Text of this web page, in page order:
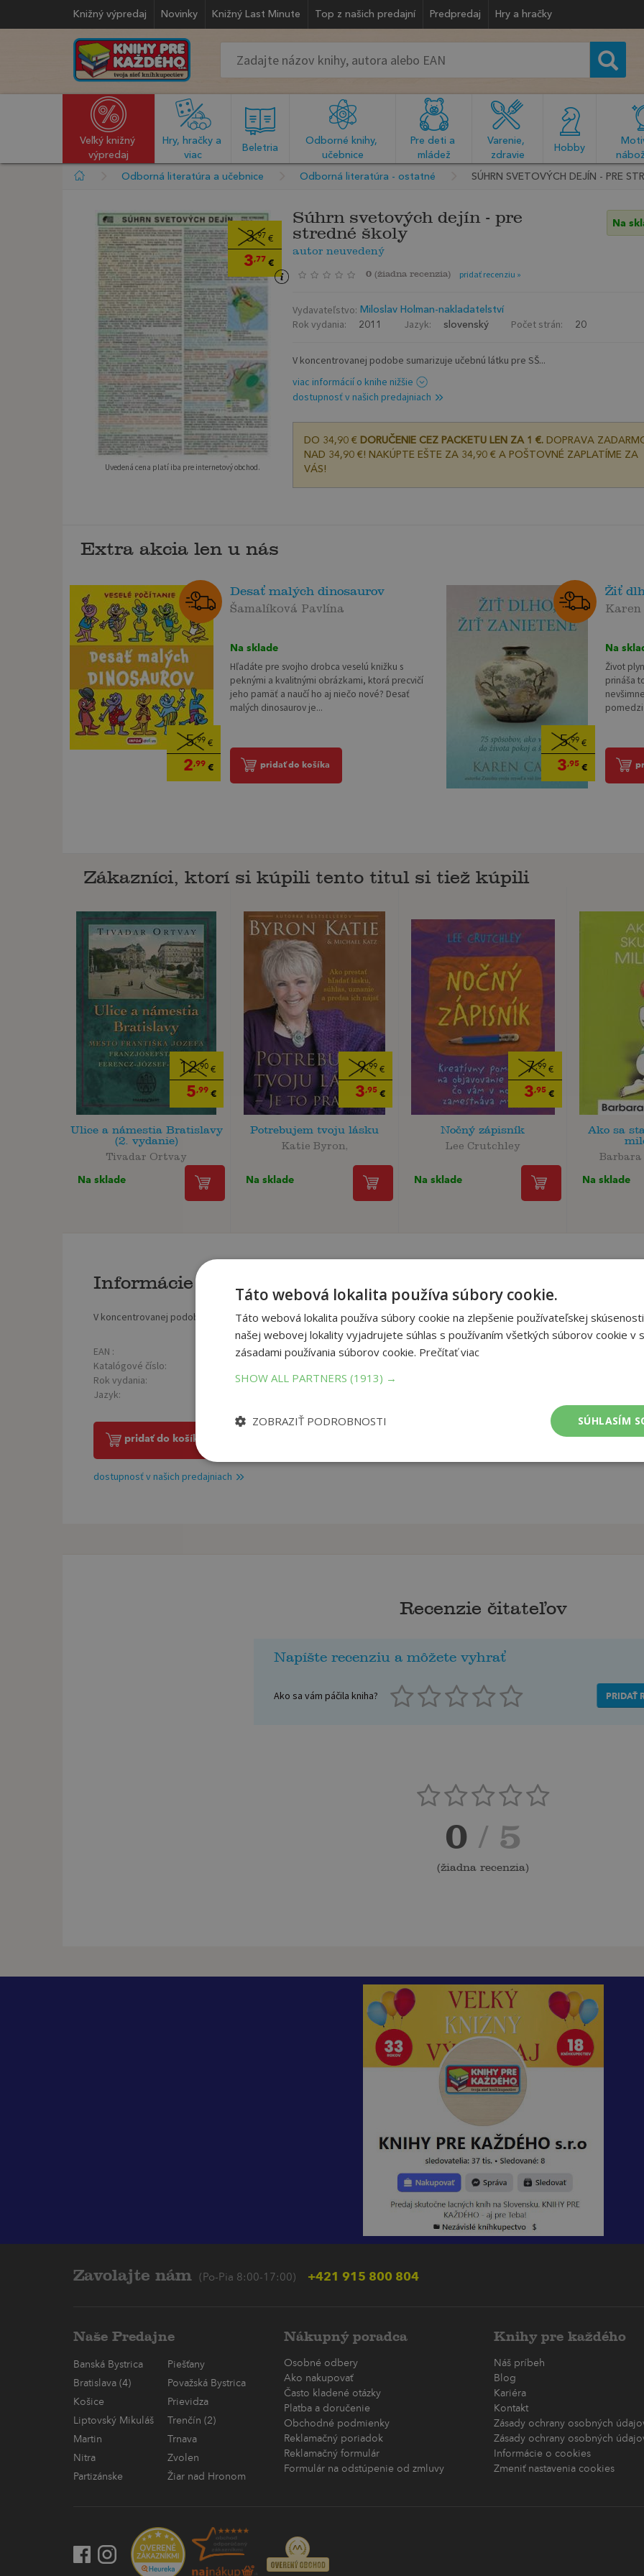
Knižný výpredaj Novinky Knižný Last Minute Top z našich predajní Predpredaj Hry a hračky
Veľký knižný
výpredaj
Hry, hračky a
viac
Beletria
Odborné knihy,
učebnice
Pre deti a
mládež
Varenie,
zdravie
Hobby
Odborná literatúra a učebnice Odborná literatúra - ostatné SÚHRN SVETOVÝCH DEJÍN - PRE
3,97 €
3,77 €
Uvedená cena platí iba pre internetový obchod.
Súhrn svetových dejín - pre
stredné školy
autor neuvedený
Na
0 (žiadna recenzia) pridať recenziu »
Vydavateľstvo: Miloslav Holman-nakladatelství
Rok vydania: 2011 Jazyk: slovenský Počet strán: 20
V koncentrovanej podobe sumarizuje učebnú látku pre SŠ...
viac informácií o knihe nižšie
dostupnosť v našich predajniach
DO 34,90 € DORUČENIE CEZ PACKETU LEN ZA 1 €.DOPRAVA
NAD 34,90 €! NAKÚPTE EŠTE ZA 34,90 € A POŠTOVNÉ ZAPLATÍME ZA
VÁS!
Extra akcia len u nás
5,99 €
2,99€
Desať malých dinosaurov
Šamalíková Pavlína
Na sklade
Hľadáte pre svojho drobca veselú knižku s
peknými a kvalitnými obrázkami, ktorá precvičí
jeho pamäť a naučí ho aj niečo nové? Desať
malých dinosaurov je...
pridať do košíka
5,99 €
3,95 €
Žiť
Karen
Na
Život
prináša
pomedzi
Zákazníci, ktorí si kúpili tento titul si tiež kúpili
12,90€
5,99€
Ulice a námestia Bratislavy
(2. vydanie)
Tivadar Ortvay
Na sklade
9,99 €
3,95€
Potrebujem tvoju lásku
Katie Byron,
Na sklade
7,99 €
3,95 €
Nočný zápisník
Lee Crutchley
Na sklade
Ako sa
Barbara
Na sklade
Informácie o knihe
V koncentrovanej podobe sumarizuje učebnú látku pre SŠ
EAN : 9788074260278
Katalógové číslo:
Rok vydania:
Jazyk:
Počet strán: 20
Hmotnosť:
pridať do košíka
dostupnosť v našich predajniach
Recenzie čitateľov
Napíšte recenziu a môžete vyhrať
Ako sa vám páčila kniha? PRIDAŤ
0 / 5
(žiadna recenzia)
Zavolajte nám (Po-Pia 8:00-17:00) +421 915 800 804
Naše Predajne
Banská Bystrica
Piešťany
Bratislava (4)
Považská Bystrica
Košice
Prievidza
Liptovský Mikuláš
Trenčín (2)
Martin
Trnava
Nitra
Zvolen
Partizánske
Žiar nad Hronom
Nákupný poradca
Osobné odbery
Ako nakupovať
Často kladené otázky
Platba a doručenie
Obchodné podmienky
Reklamačný poriadok
Reklamačný formulár
Formulár na odstúpenie od zmluvy
Knihy pre každého
Náš príbeh
Blog
Kariéra
Kontakt
Zásady ochrany osobných
Zásady ochrany osobných
Informácie o cookies
Zmeniť nastavenia cookies
Táto webová lokalita používa súbory cookie.
Táto webová lokalita používa súbory cookie na zlepšenie používateľskej
našej webovej lokality vyjadrujete súhlas s používaním všetkých súborov cookie v
zásadami používania súborov cookie. Prečítať viac
SHOW ALL PARTNERS (1913) →
SÚHLASÍM
ZOBRAZIŤ PODROBNOSTI